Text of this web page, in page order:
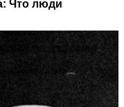
Что люди